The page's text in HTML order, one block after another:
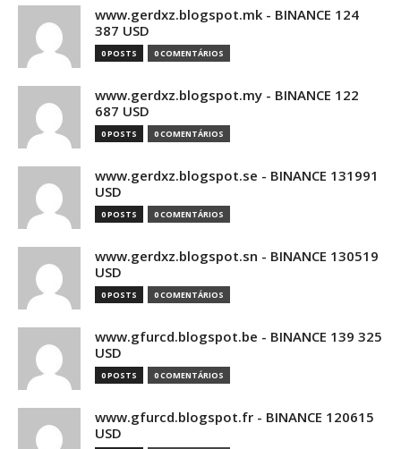
www.gerdxz.blogspot.mk - BINANCE 124
387 USD
0 POSTS 0 COMENTÁRIOS
www.gerdxz.blogspot.my - BINANCE 122
687 USD
0 POSTS 0 COMENTÁRIOS
www.gerdxz.blogspot.se - BINANCE 131991
USD
0 POSTS 0 COMENTÁRIOS
www.gerdxz.blogspot.sn - BINANCE 130519
USD
0 POSTS 0 COMENTÁRIOS
www.gfurcd.blogspot.be - BINANCE 139 325
USD
0 POSTS 0 COMENTÁRIOS
www.gfurcd.blogspot.fr - BINANCE 120615
USD